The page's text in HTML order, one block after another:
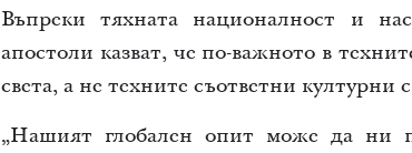
Въпреки тяхната националност и
апостоли казват, че по-важното в
света, а не техните съответни културни
„Нашият глобален опит може да ни